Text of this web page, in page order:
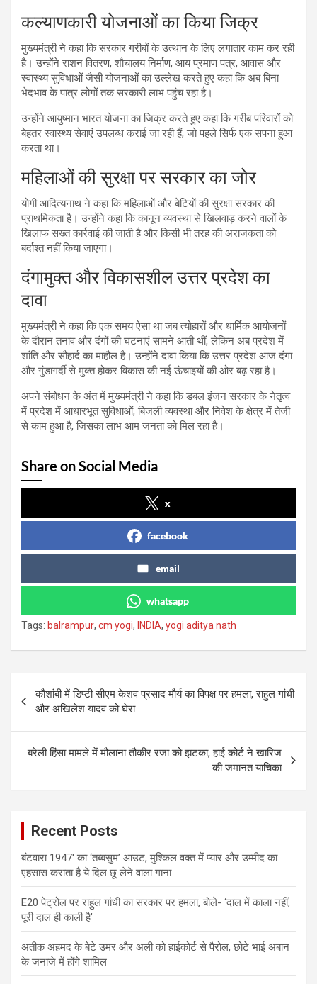
कल्याणकारी योजनाओं का किया जिक्र
मुख्यमंत्री ने कहा कि सरकार गरीबों के उत्थान के लिए लगातार काम कर रही
है। उन्होंने राशन वितरण, शौचालय निर्माण, आय प्रमाण पत्र, आवास और
स्वास्थ्य सुविधाओं जैसी योजनाओं का उल्लेख करते हुए कहा कि अब बिना
भेदभाव के पात्र लोगों तक सरकारी लाभ पहुंच रहा है।
उन्होंने आयुष्मान भारत योजना का जिक्र करते हुए कहा कि गरीब परिवारों को
बेहतर स्वास्थ्य सेवाएं उपलब्ध कराई जा रही हैं, जो पहले सिर्फ एक सपना हुआ
करता था।
महिलाओं की सुरक्षा पर सरकार का जोर
योगी आदित्यनाथ ने कहा कि महिलाओं और बेटियों की सुरक्षा सरकार की
प्राथमिकता है। उन्होंने कहा कि कानून व्यवस्था से खिलवाड़ करने वालों के
खिलाफ सख्त कार्रवाई की जाती है और किसी भी तरह की अराजकता को
बर्दाश्त नहीं किया जाएगा।
दंगामुक्त और विकासशील उत्तर प्रदेश का
दावा
मुख्यमंत्री ने कहा कि एक समय ऐसा था जब त्योहारों और धार्मिक आयोजनों
के दौरान तनाव और दंगों की घटनाएं सामने आती थीं, लेकिन अब प्रदेश में
शांति और सौहार्द का माहौल है। उन्होंने दावा किया कि उत्तर प्रदेश आज दंगा
और गुंडागर्दी से मुक्त होकर विकास की नई ऊंचाइयों की ओर बढ़ रहा है।
अपने संबोधन के अंत में मुख्यमंत्री ने कहा कि डबल इंजन सरकार के नेतृत्व
में प्रदेश में आधारभूत सुविधाओं, बिजली व्यवस्था और निवेश के क्षेत्र में तेजी
से काम हुआ है, जिसका लाभ आम जनता को मिल रहा है।
Share on Social Media
x
facebook
email
whatsapp
Tags: balrampur, cm yogi, INDIA, yogi aditya nath
Post
navigation
कौशांबी में डिप्टी सीएम केशव प्रसाद मौर्य का विपक्ष पर हमला, राहुल गांधी
और अखिलेश यादव को घेरा
बरेली हिंसा मामले में मौलाना तौकीर रजा को झटका, हाई कोर्ट ने खारिज
की जमानत याचिका
Recent Posts
बंटवारा 1947′ का ‘तब्बसुम’ आउट, मुश्किल वक्त में प्यार और उम्मीद का
एहसास कराता है ये दिल छू लेने वाला गाना
E20 पेट्रोल पर राहुल गांधी का सरकार पर हमला, बोले- ‘दाल में काला नहीं,
पूरी दाल ही काली है’
अतीक अहमद के बेटे उमर और अली को हाईकोर्ट से पैरोल, छोटे भाई अबान
के जनाजे में होंगे शामिल